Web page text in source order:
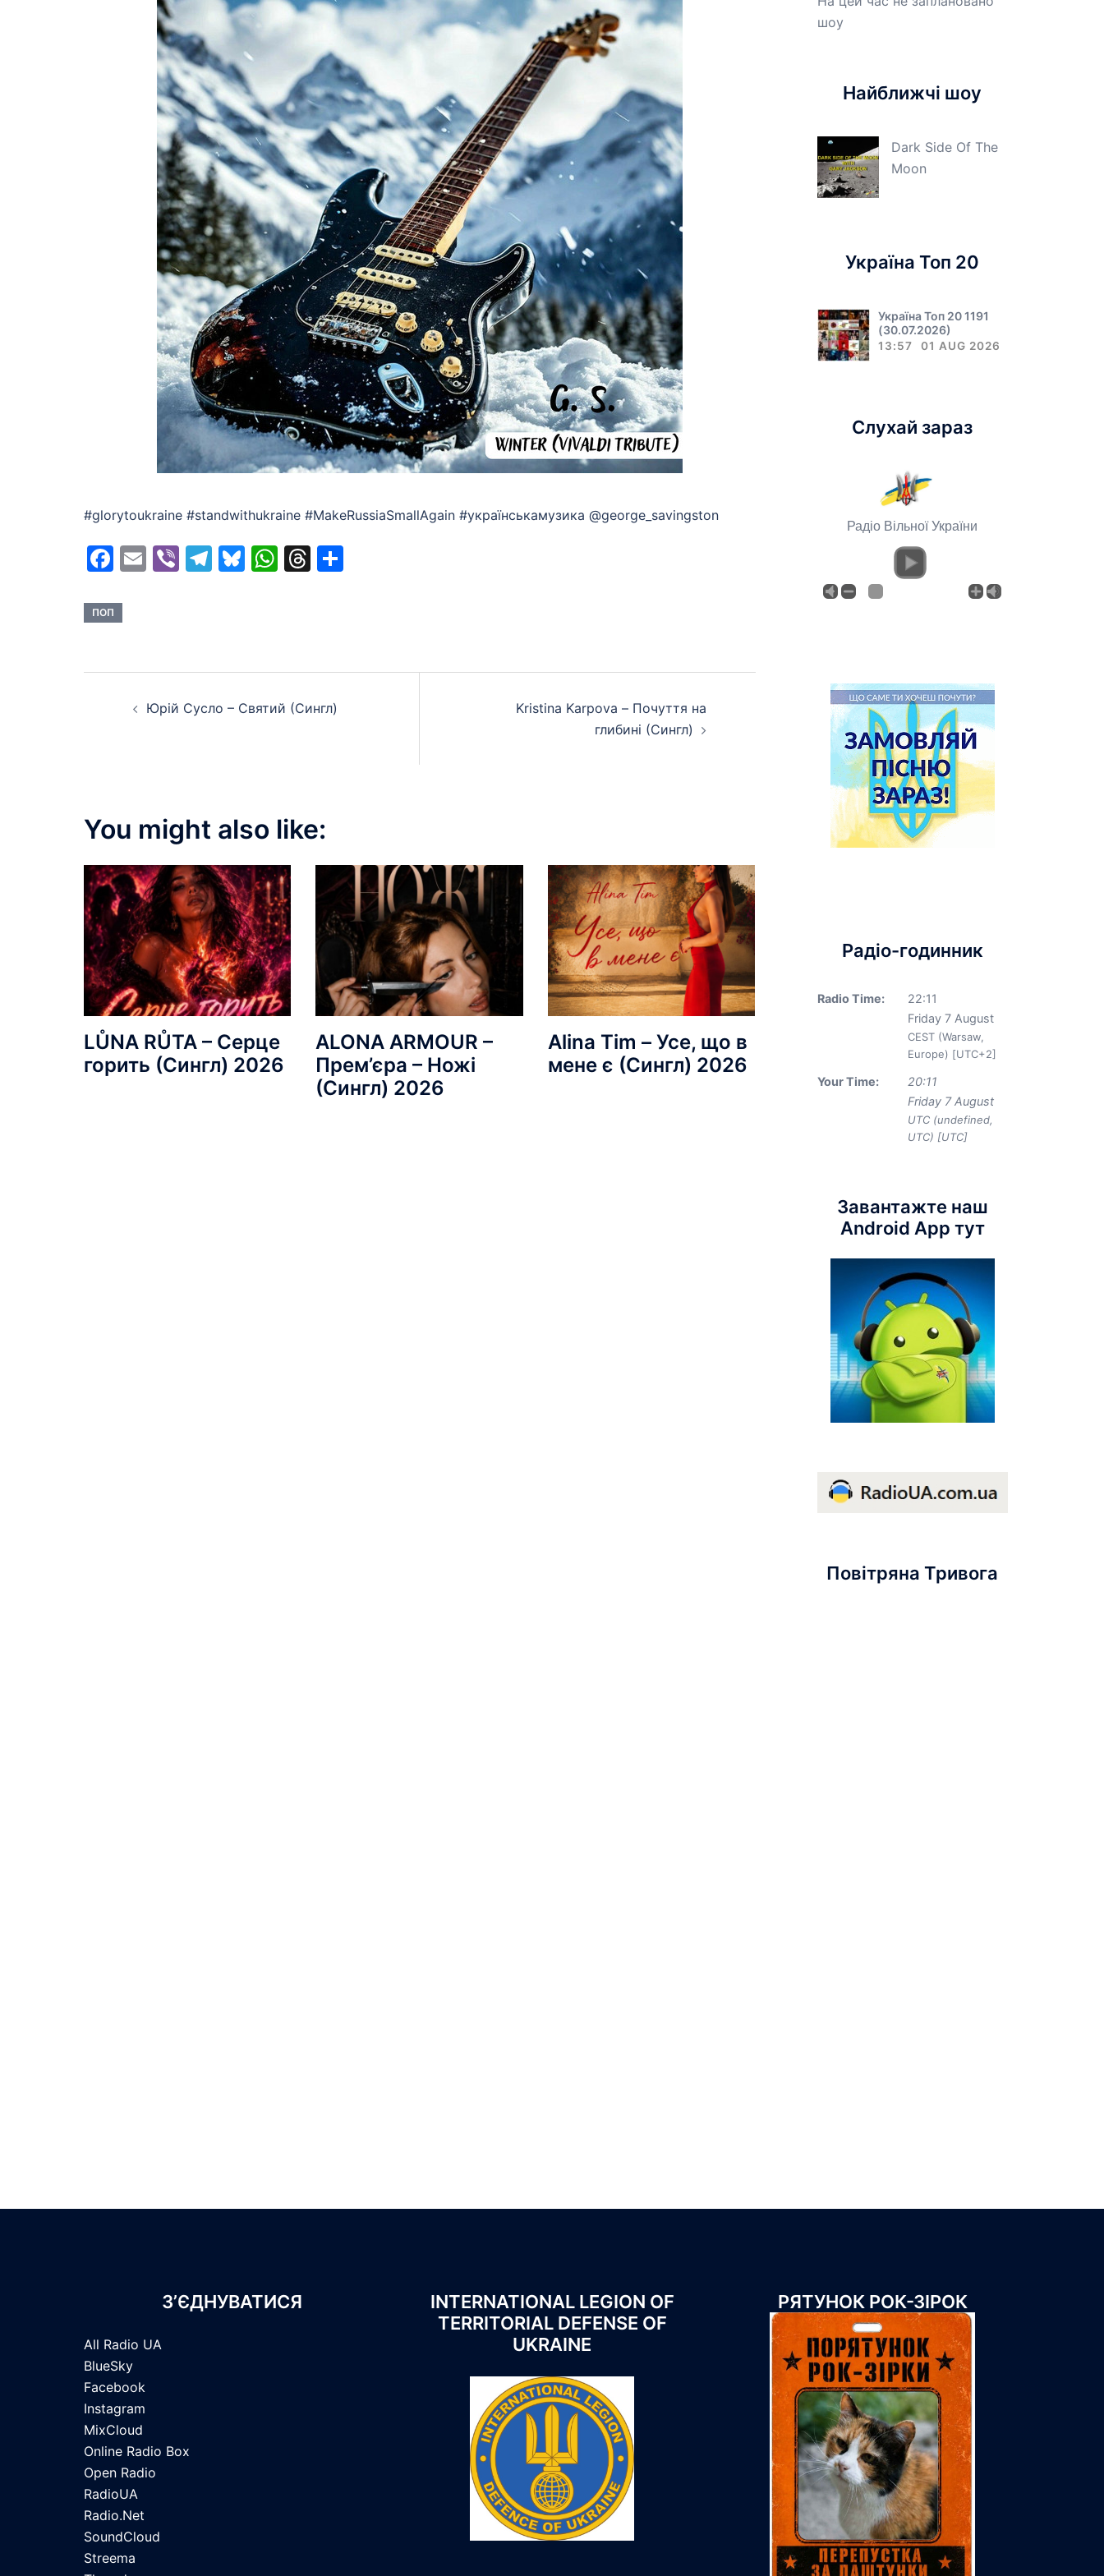
#glorytoukraine #standwithukraine #MakeRussiaSmallAgain #українськамузика @george_savingston
Facebook
EmailViberTelegram
Bluesky
WhatsApp
Threads
ПОП
navigation
Юрій Сусло – Святий (Сингл)
Kristina Karpova – Почуття на
глибині (Сингл)
You might also like:
LŮNA RŮTA – Серце
горить (Сингл) 2026
ALONA ARMOUR –
Прем’єра – Ножі
(Сингл) 2026
Alina Tim – Усе, що в
мене є (Сингл) 2026
шоу
Найближчі шоу
Dark Side Of The
Moon
Україна Топ 20
Україна Топ 20 1191
(30.07.2026)
13:57 01 AUG 2026
Слухай зараз
Радіо Вільної України
Радіо-годинник
Radio Time: 22:11
Friday 7 August
CEST (Warsaw,
Europe) [UTC+2]
Your Time: 20:11
Friday 7 August
UTC (undefined,
UTC) [UTC]
Завантажте наш
Android App тут
Повітряна Тривога
З’ЄДНУВАТИСЯ
All Radio UA
BlueSky
Facebook
Instagram
MixCloud
Online Radio Box
Open Radio
RadioUA
Radio.Net
SoundCloud
Streema
INTERNATIONAL LEGION OF
TERRITORIAL DEFENSE OF
UKRAINE
РЯТУНОК РОК-ЗІРОК